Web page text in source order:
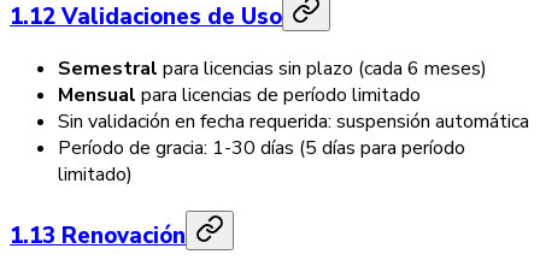
1.12 Validaciones de Uso
Semestral para licencias sin plazo (cada 6 meses)
Mensual para licencias de período limitado
Sin validación en fecha requerida: suspensión automática
Período de gracia: 1-30 días (5 días para período
limitado)
1.13 Renovación